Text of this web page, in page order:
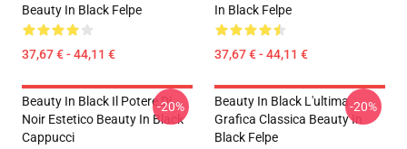
Beauty In Black Felpe
37,67 € - 44,11 €
In Black Felpe
37,67 € - 44,11 €
Beauty In Black Il Potere Di
Noir Estetico Beauty In Black
Cappucci
-20%
Beauty In Black L'ultima
Grafica Classica Beauty In
Black Felpe
-20%